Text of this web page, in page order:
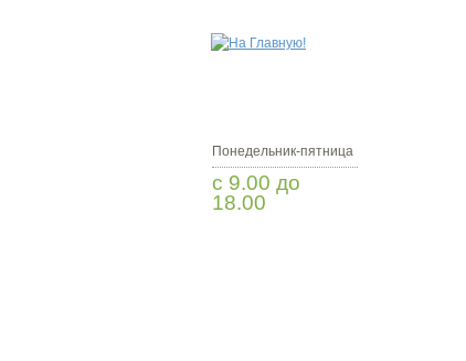
Понедельник-пятница
с 9.00 до
18.00